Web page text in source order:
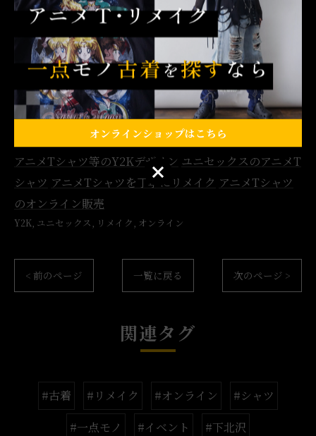
※画像の無断転載等は、固くお断りいたします
#古着 #Y2K #ユニセックス #リメイク #オンライン
#シャツ #一点モノ #イベント #下北沢
アニメTシャツ等のY2Kデザイン ユニセックスのアニメT
シャツ アニメTシャツを丁寧にリメイク アニメTシャツ
のオンライン販売
Y2K ユニセックス リメイク オンライン
< 前のページ 一覧に戻る 次のページ >
関連タグ
#古着 #リメイク #オンライン
#シャツ
#一点モノ
#イベント #下北沢
オンラインショップはこちら
オンラインショップはこちら